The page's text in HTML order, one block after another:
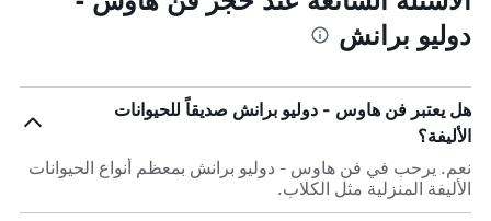
دوليو برانش
هل يعتبر فن هاوس - دوليو برانش صديقاً للحيوانات
الأليفة؟
نعم. يرحب في فن هاوس - دوليو برانش بمعظم أنواع الحيوانات
الأليفة المنزلية مثل الكلاب.